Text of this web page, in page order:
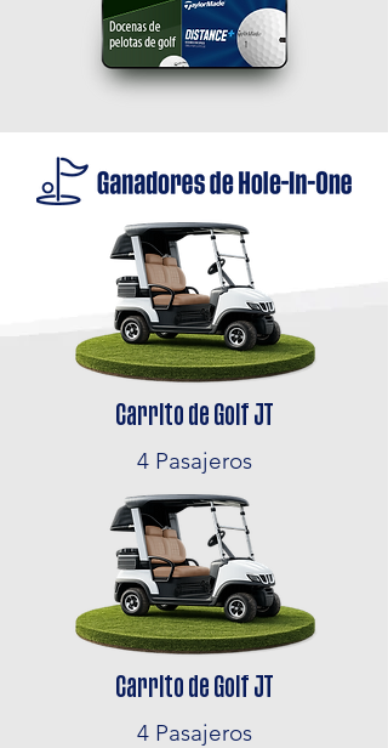
Carrito de Golf JT
4 Pasajeros
Carrito de Golf JT
4 Pasajeros